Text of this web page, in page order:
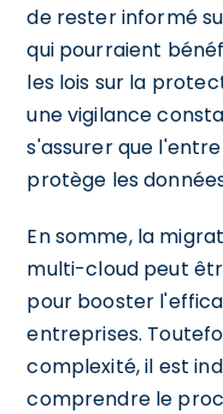
de rester informé
qui pourraient
les lois sur la
une vigilance
s'assurer que
protège les
En somme, la
multi-cloud peut
pour booster
entreprises.
complexité, il est
comprendre le